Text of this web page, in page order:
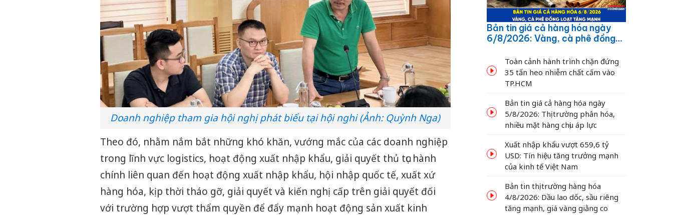
Doanh nghiệp tham gia hội nghị phát biểu tại hội nghi (Ảnh: Quỳnh Nga)
Theo đó, nhằm nắm bắt những khó khăn, vướng mắc của các doanh nghiệp
trong lĩnh vực logistics, hoạt động xuất nhập khẩu, giải quyết thủ tục hành
chính liên quan đến hoạt động xuất nhập khẩu, hội nhập quốc tế, xuất xứ
hàng hóa, kịp thời tháo gỡ, giải quyết và kiến nghị cấp trên giải quyết đối
với trường hợp vượt thẩm quyền để đẩy mạnh hoạt động sản xuất kinh
Bản tin giá cả hàng hóa ngày
6/8/2026: Vàng, cà phê đồng
Toàn cảnh hành trình chặn đứng
35 tấn heo nhiễm chất cấm vào
TP.HCM
Bản tin giá cả hàng hóa ngày
5/8/2026: Thị trường phân hóa,
nhiều mặt hàng chịu áp lực
Xuất nhập khẩu vượt 659,6 tỷ
USD: Tín hiệu tăng trưởng mạnh
của kinh tế Việt Nam
Bản tin thị trường hàng hóa
4/8/2026: Dầu lao dốc, sầu riêng
tăng mạnh, giá vàng giằng co